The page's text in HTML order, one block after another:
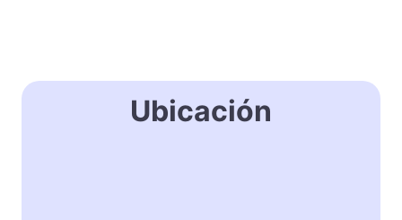
Ubicación